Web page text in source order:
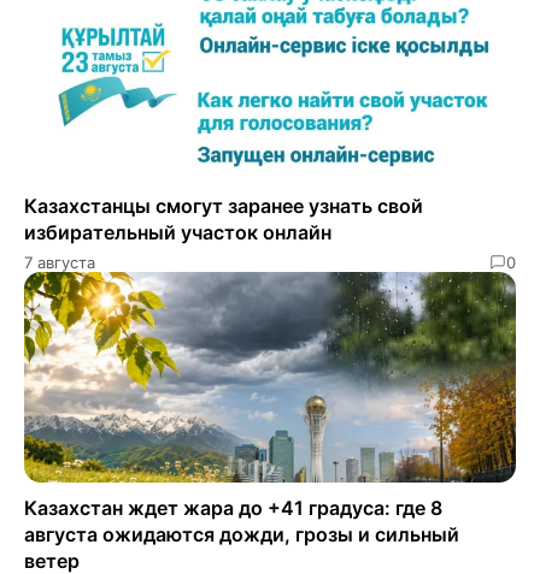
Казахстанцы смогут заранее узнать свой
избирательный участок онлайн
7 августа 0
Казахстан ждет жара до +41 градуса: где 8
августа ожидаются дожди, грозы и сильный
ветер